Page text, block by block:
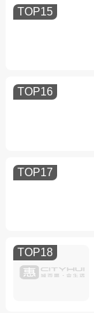
TOP15
TOP16
TOP17
TOP18